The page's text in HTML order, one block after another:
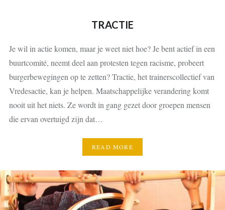
TRACTIE
Je wil in actie komen, maar je weet niet hoe? Je bent actief in een
buurtcomité, neemt deel aan protesten tegen racisme, probeert
burgerbewegingen op te zetten? Tractie, het trainerscollectief van
Vredesactie, kan je helpen. Maatschappelijke verandering komt
nooit uit het niets. Ze wordt in gang gezet door groepen mensen
die ervan overtuigd zijn dat…
READ MORE